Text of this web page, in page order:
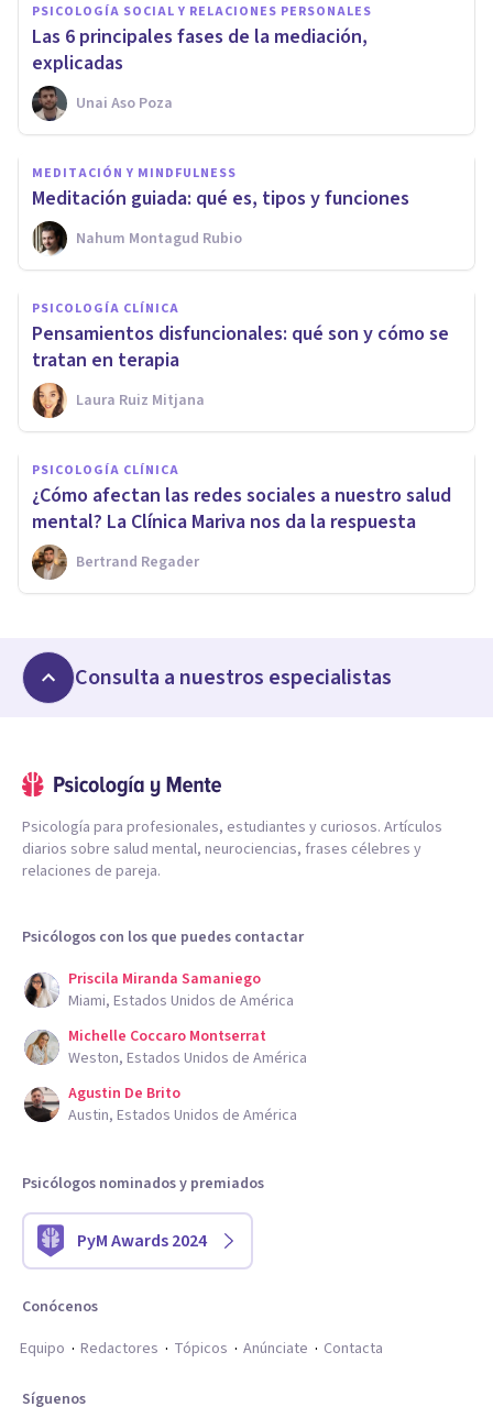
PSICOLOGÍA SOCIAL Y RELACIONES PERSONALES
Las 6 principales fases de la mediación,
explicadas
Unai Aso Poza
MEDITACIÓN Y MINDFULNESS
Meditación guiada: qué es, tipos y funciones
Nahum Montagud Rubio
PSICOLOGÍA CLÍNICA
Pensamientos disfuncionales: qué son y cómo se
tratan en terapia
Laura Ruiz Mitjana
PSICOLOGÍA CLÍNICA
¿Cómo afectan las redes sociales a nuestro salud
mental? La Clínica Mariva nos da la respuesta
Bertrand Regader
Consulta a nuestros especialistas
Psicología para profesionales, estudiantes y curiosos. Artículos
diarios sobre salud mental, neurociencias, frases célebres y
relaciones de pareja.
Psicólogos con los que puedes contactar
Priscila Miranda Samaniego
Miami, Estados Unidos de América
Michelle Coccaro Montserrat
Weston, Estados Unidos de América
Agustin De Brito
Austin, Estados Unidos de América
Psicólogos nominados y premiados
PyM Awards 2024
Conócenos
Equipo
Redactores Tópicos Anúnciate Contacta
Síguenos